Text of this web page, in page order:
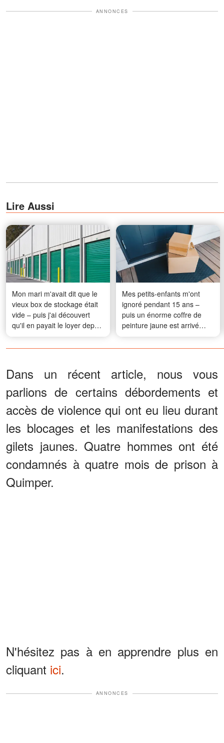
ANNONCES
Lire Aussi
Mon mari m'avait dit que le
vieux box de stockage était
vide – puis j'ai découvert
qu'il en payait le loyer depuis
14 ans
Mes petits-enfants m'ont
ignoré pendant 15 ans –
puis un énorme coffre de
peinture jaune est arrivé
avant que je ne fasse part
de mes dernières volontés
Dans un récent article, nous vous
parlions de certains débordements et
accès de violence qui ont eu lieu durant
les blocages et les manifestations des
gilets jaunes. Quatre hommes ont été
condamnés à quatre mois de prison à
Quimper.
N'hésitez pas à en apprendre plus en
cliquant ici.
ANNONCES